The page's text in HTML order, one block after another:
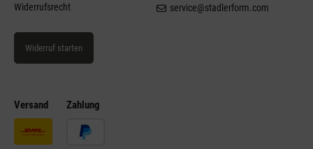
Versand Zahlung
Widerrufsrecht
Widerruf starten
service@stadlerform.com